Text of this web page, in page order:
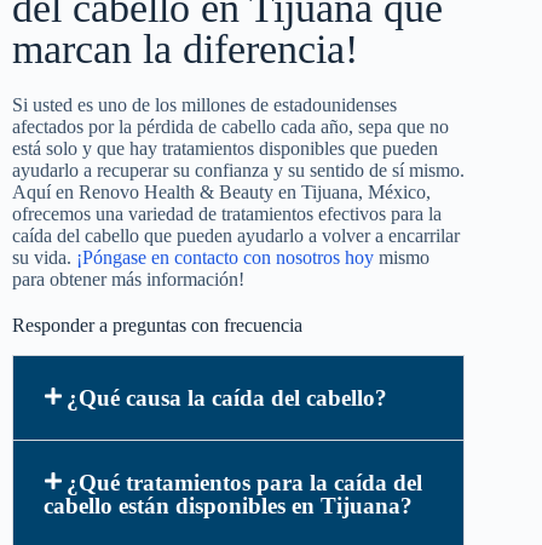
marcan la diferencia!
Si usted es uno de los millones de estadounidenses
afectados por la pérdida de cabello cada año, sepa que no
está solo y que hay tratamientos disponibles que pueden
ayudarlo a recuperar su confianza y su sentido de sí mismo.
Aquí en Renovo Health & Beauty en Tijuana, México,
ofrecemos una variedad de tratamientos efectivos para la
caída del cabello que pueden ayudarlo a volver a encarrilar
su vida. ¡Póngase en contacto con nosotros hoy mismo
para obtener más información!
Responder a preguntas con frecuencia
¿Qué causa la caída del cabello?
¿Qué tratamientos para la caída del
cabello están disponibles en Tijuana?